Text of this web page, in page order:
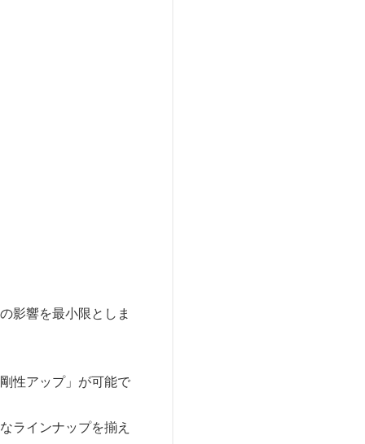
影響を最小限としま
性アップ」が可能で
ラインナップを揃え